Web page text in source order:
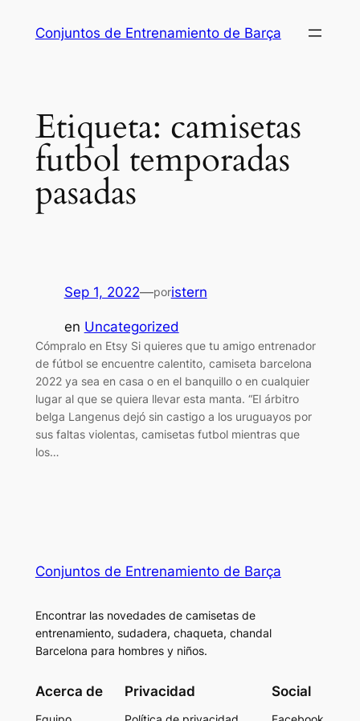
Conjuntos de Entrenamiento de Barça
Etiqueta: camisetas
futbol temporadas
pasadas
Sep 1, 2022—poristern
en Uncategorized
Cómpralo en Etsy Si quieres que tu amigo entrenador
de fútbol se encuentre calentito, camiseta barcelona
2022 ya sea en casa o en el banquillo o en cualquier
lugar al que se quiera llevar esta manta. “El árbitro
belga Langenus dejó sin castigo a los uruguayos por
sus faltas violentas, camisetas futbol mientras que
los…
Conjuntos de Entrenamiento de Barça
Encontrar las novedades de camisetas de
entrenamiento, sudadera, chaqueta, chandal
Barcelona para hombres y niños.
Acerca de Privacidad Social